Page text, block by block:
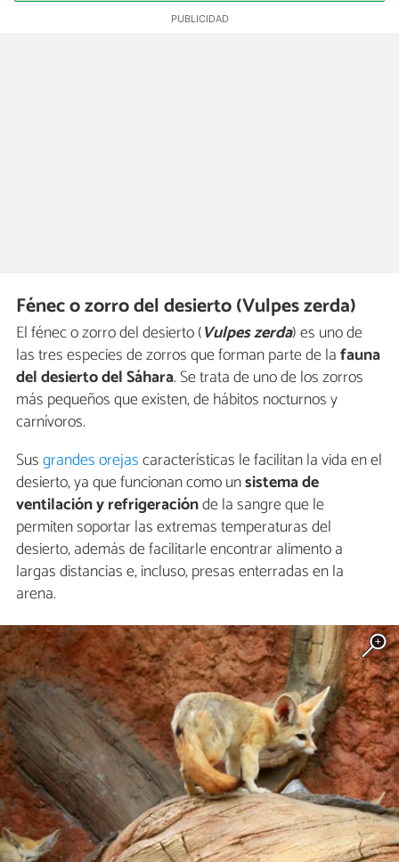
Fénec o zorro del desierto (Vulpes zerda)
El fénec o zorro del desierto (Vulpes zerda) es uno de
las tres especies de zorros que forman parte de lafauna
del desierto del Sáhara. Se trata de uno de los zorros
más pequeños que existen, de hábitos nocturnos y
carnívoros.
Susgrandes orejascaracterísticas le facilitan la vida en el
desierto, ya que funcionan como unsistema de
ventilación y refrigeraciónde la sangre que le
permiten soportar las extremas temperaturas del
desierto, además de facilitarle encontrar alimento a
largas distancias e, incluso, presas enterradas en la
arena.